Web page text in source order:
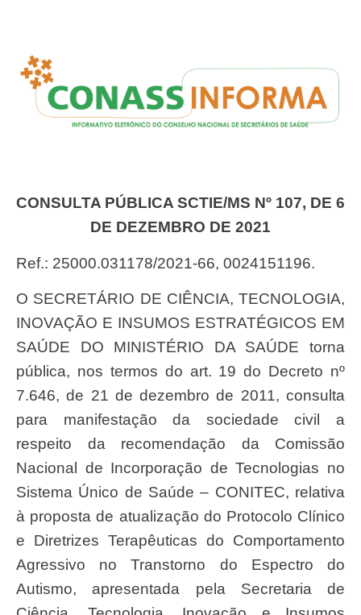
CONSULTA PÚBLICA SCTIE/MS Nº 107, DE 6
DE DEZEMBRO DE 2021
Ref.: 25000.031178/2021-66, 0024151196.
O SECRETÁRIO DE CIÊNCIA, TECNOLOGIA,
INOVAÇÃO E INSUMOS ESTRATÉGICOS EM
SAÚDE DO MINISTÉRIO DA SAÚDE torna
pública, nos termos do art. 19 do Decreto nº
7.646, de 21 de dezembro de 2011, consulta
para manifestação da sociedade civil a
respeito da recomendação da Comissão
Nacional de Incorporação de Tecnologias no
Sistema Único de Saúde – CONITEC, relativa
à proposta de atualização do Protocolo Clínico
e Diretrizes Terapêuticas do Comportamento
Agressivo no Transtorno do Espectro do
Autismo, apresentada pela Secretaria de